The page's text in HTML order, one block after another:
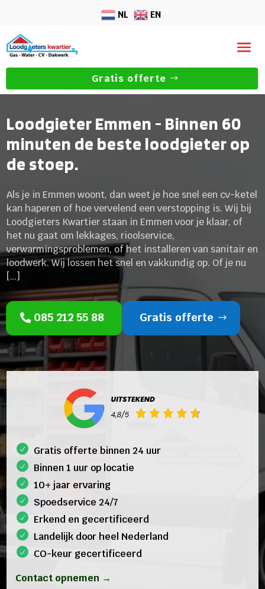
NL EN
Gratis offerte
Loodgieter Emmen - Binnen 60
minuten de beste loodgieter op
de stoep.
Als je in Emmen woont, dan weet je hoe snel een cv-ketel
kan haperen of hoe vervelend een verstopping is. Wij bij
Loodgieters Kwartier staan in Emmen voor je klaar, of
het nu gaat om lekkages, rioolservice,
verwarmingsproblemen, of het installeren van sanitair en
loodwerk. Wij lossen het snel en vakkundig op. Of je nu
[…]
085 212 55 88 Gratis offerte
Gratis offerte binnen 24 uur
Binnen 1 uur op locatie
10+ jaar ervaring
Spoedservice 24/7
Erkend en gecertificeerd
Landelijk door heel Nederland
CO-keur gecertificeerd
Contact opnemen →